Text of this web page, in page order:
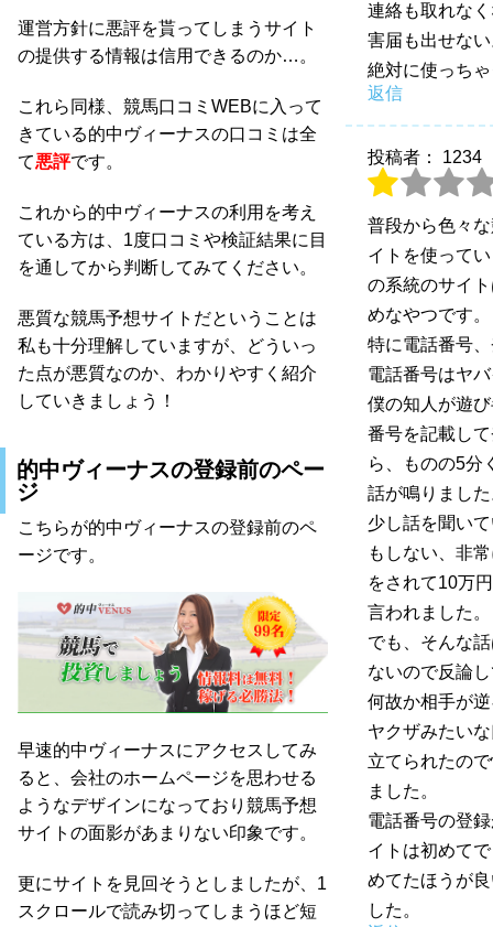
運営方針に悪評を貰ってしまうサイト
の提供する情報は信用できるのか…。
これら同様、競馬口コミWEBに入って
きている的中ヴィーナスの口コミは全
て悪評です。
これから的中ヴィーナスの利用を考え
ている方は、1度口コミや検証結果に目
を通してから判断してみてください。
悪質な競馬予想サイトだということは
私も十分理解していますが、どういっ
た点が悪質なのか、わかりやすく紹介
していきましょう！
的中ヴィーナスの登録前のペー
ジ
こちらが的中ヴィーナスの登録前のペ
ージです。
早速的中ヴィーナスにアクセスしてみ
ると、会社のホームページを思わせる
ようなデザインになっており競馬予想
サイトの面影があまりない印象です。
更にサイトを見回そうとしましたが、1
スクロールで読み切ってしまうほど短
連絡も取れな
害届も出せな
絶対に使っち
返信
投稿者： 1234
普段から色々
イトを使って
の系統のサイ
めなやつです。
特に電話番号
電話番号はヤ
僕の知人が遊
番号を記載し
ら、ものの5分
話が鳴りまし
少し話を聞い
もしない、非
をされて10万
言われました。
でも、そんな
ないので反論
何故か相手が
ヤクザみたい
立てられたの
ました。
電話番号の登
イトは初めて
めてたほうが
した。